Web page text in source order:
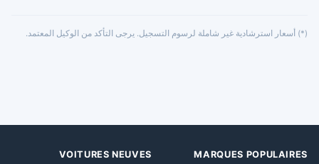
(*) أسعار استرشادية غير شاملة لرسوم التسجيل. يرجى التأكد من الوكيل المعتمد.
MARQUES POPULAIRES
VOITURES NEUVES